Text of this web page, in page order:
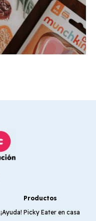
Productos
¡Ayuda! Picky Eater en casa